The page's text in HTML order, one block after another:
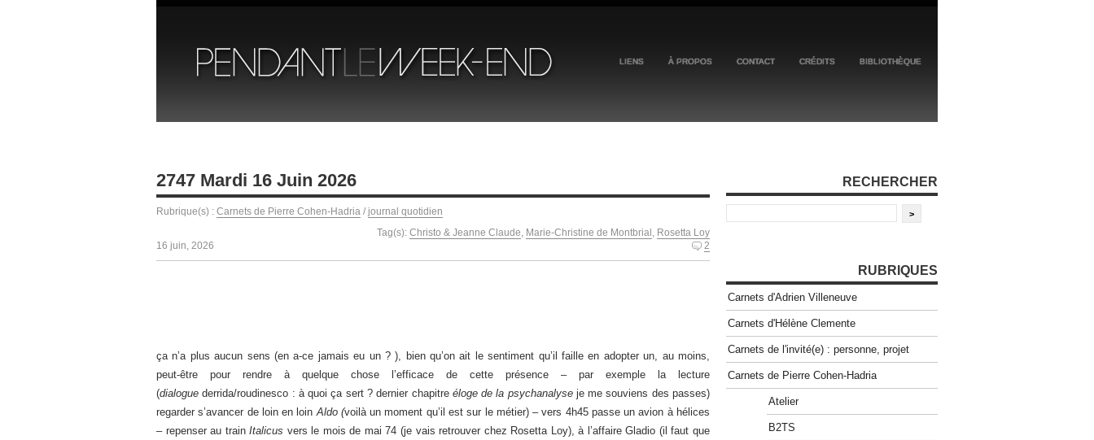
LIENS À PROPOS CONTACT CRÉDITS BIBLIOTHÈQUE
2747 Mardi 16 Juin 2026
Rubrique(s) : Carnets de Pierre Cohen-Hadria / journal quotidien
Tag(s): Christo & Jeanne Claude, Marie-Christine de Montbrial , Rosetta Loy
16 juin, 2026
2
ça n’a plus aucun sens (en a-ce jamais eu un ? ), bien qu’on ait le sentiment qu’il faille en adopter un, au moins,
peut-être pour rendre à quelque chose l’efficace de cette présence – par exemple la lecture
(dialoguederrida/roudinesco : à quoi ça sert ? dernier chapitre éloge de la psychanalyse je me souviens des passes)
regarder s’avancer de loin en loin Aldo (voilà un moment qu’il est sur le métier) – vers 4h45 passe un avion à hélices
– repenser au trainItalicus vers le mois de mai 74 (je vais retrouver chez Rosetta Loy), à l’affaire Gladio (il faut que
RECHERCHER
RUBRIQUES
Carnets d'Adrien Villeneuve
Carnets d'Hélène Clemente
Carnets de l'invité(e) : personne, projet
Carnets de Pierre Cohen-Hadria
Atelier
B2TS